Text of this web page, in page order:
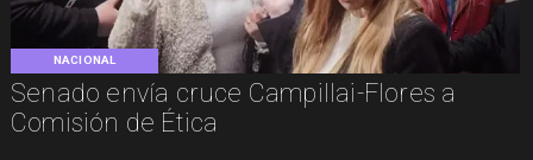
NACIONAL
Senado envía cruce Campillai-Flores a
Comisión de Ética